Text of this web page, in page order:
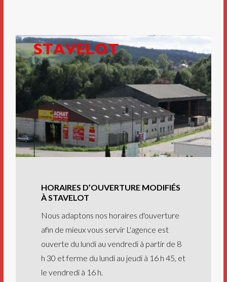
HORAIRES D’OUVERTURE MODIFIÉS
À STAVELOT
Nous adaptons nos horaires d'ouverture
afin de mieux vous servir L'agence est
ouverte du lundi au vendredi à partir de 8
h 30 et ferme du lundi au jeudi à 16 h 45, et
le vendredi à 16 h.